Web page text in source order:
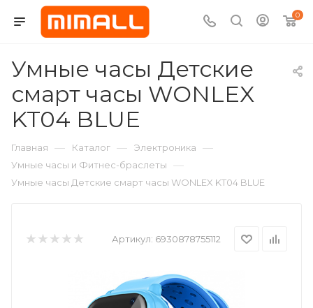
0
Умные часы Детские
смарт часы WONLEX
KT04 BLUE
Главная — Каталог — Электроника —
Умные часы и Фитнес-браслеты —
Умные часы Детские смарт часы WONLEX KT04 BLUE
Артикул: 6930878755112